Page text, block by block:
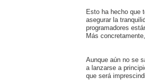
Esto ha hecho que
asegurar la
programadores
Más
Aunque aún no se
a lanzarse a
que será